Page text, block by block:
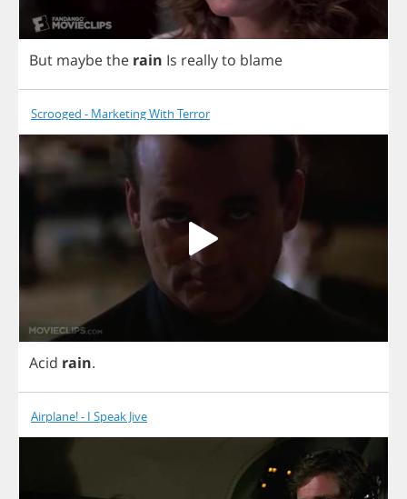
But maybethe rain Is reallyto blame
Scrooged - Marketing With Terror
Acid rain.
Airplane! - I Speak Jive